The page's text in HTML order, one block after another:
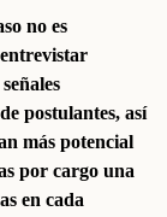
no es
postulantes, así
más potencial
por cargo una
en cada